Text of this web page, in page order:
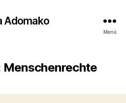
Adomako
Menü
Menschenrechte